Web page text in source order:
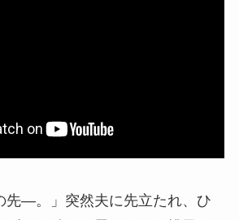
先―。」突然夫に先立たれ、ひ